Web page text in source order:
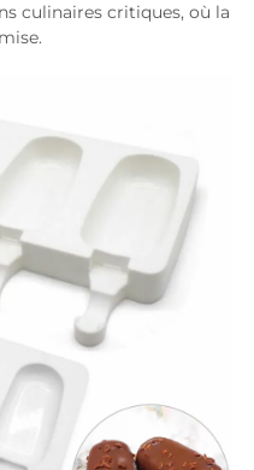
culinaires critiques, où la